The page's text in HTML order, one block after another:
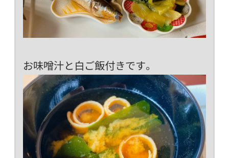
お味噌汁と白ご飯付きです。